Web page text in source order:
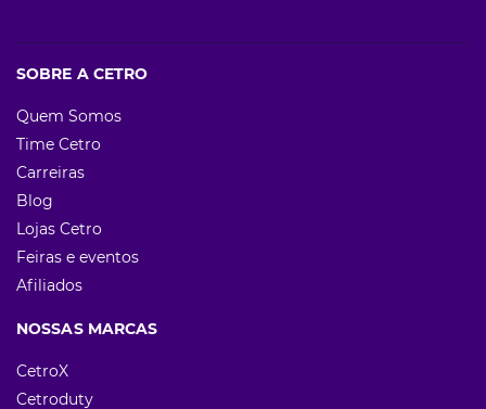
SOBRE A CETRO
Quem Somos
Time Cetro
Carreiras
Blog
Lojas Cetro
Feiras e eventos
Afiliados
NOSSAS MARCAS
CetroX
Cetroduty